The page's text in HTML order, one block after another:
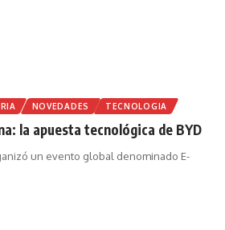
NOVEDADES TECNOLOGIA
la apuesta tecnológica de BYD
un evento global denominado E-